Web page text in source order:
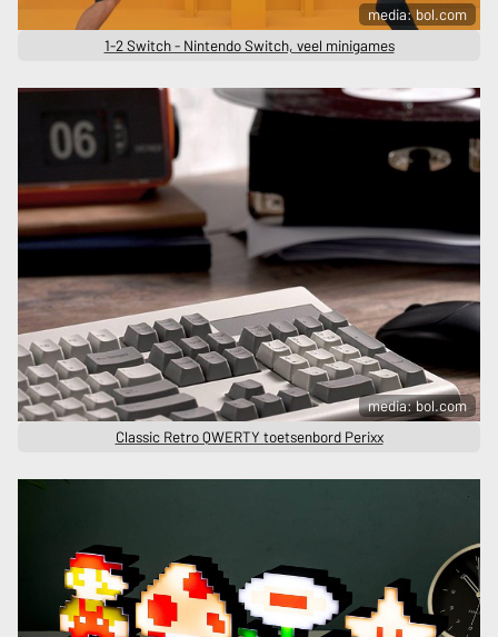
media: bol.com
1-2 Switch - Nintendo Switch, veel minigames
media: bol.com
Classic Retro QWERTY toetsenbord Perixx